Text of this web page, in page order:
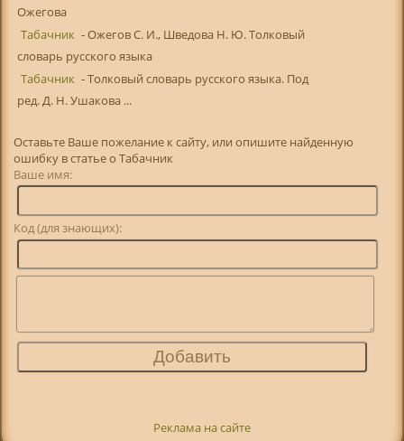
Ожегова
Табачник - Ожегов С. И., Шведова Н. Ю. Толковый
словарь русского языка
Табачник - Толковый словарь русского языка. Под
ред. Д. Н. Ушакова ...
Оставьте Ваше пожелание к сайту, или опишите найденную
ошибку в статье о Табачник
Ваше имя:
Код (для знающих):
Реклама на сайте